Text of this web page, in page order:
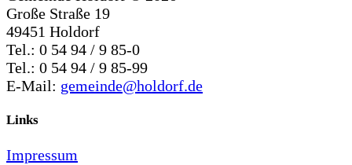
Große Straße 19
49451 Holdorf
Tel.: 0 54 94 / 9 85-0
Tel.: 0 54 94 / 9 85-99
E-Mail: gemeinde@holdorf.de
Links
Impressum